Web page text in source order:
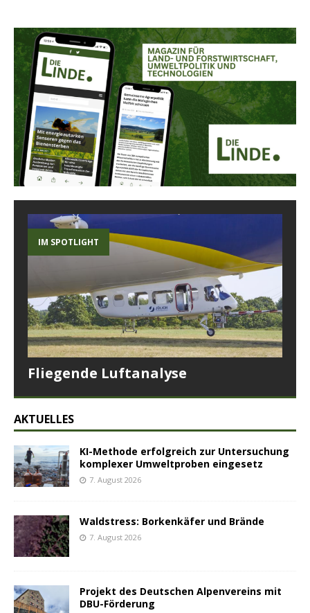
IM SPOTLIGHT
Fliegende Luftanalyse
AKTUELLES
KI-Methode erfolgreich zur Untersuchung
komplexer Umweltproben eingesetz
7. August 2026
Waldstress: Borkenkäfer und Brände
7. August 2026
Projekt des Deutschen Alpenvereins mit
DBU-Förderung